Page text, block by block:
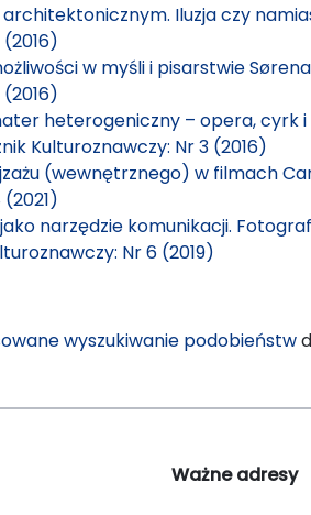
architektonicznym. Iluzja czy
w myśli i pisarstwie
heterogeniczny – opera, cyrk i
Kulturoznawczy: Nr 3 (2016)
(wewnętrznego) w filmach
narzędzie komunikacji.
Nr 6 (2019)
wyszukiwanie podobieństw
Ważne adresy